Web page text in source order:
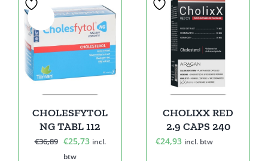
CHOLESFYTOL
NG TABL 112
€36,89 Oorspronkelijke
prijs
€25,73Huidige
incl.
btw
CHOLIXX RED
2.9 CAPS 240
€24,93 incl. btw